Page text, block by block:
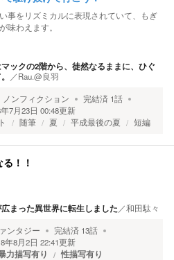
事をリズミカルに表現されていて、もぎ
味わえます。
ックの2階から、徒然なるままに、ひぐ
／Rau.@良羽
ノンフィクション 完結済 1話
7月23日 00:48更新
随筆 夏 平成最後の夏 短編
！！
まった異世界に転生しました ／和田駄々
ンタジー 完結済 13話
年8月2日 22:41更新
力描写有り 性描写有り